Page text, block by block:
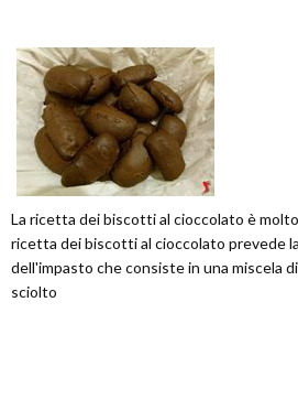
La ricetta dei biscotti al cioccolato è
ricetta dei biscotti al cioccolato prevede
dell'impasto che consiste in una miscela
sciolto